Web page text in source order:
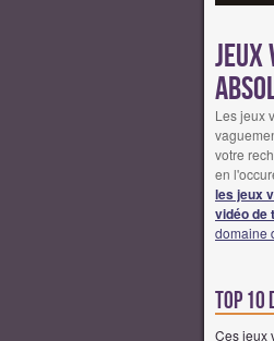
Les jeux
votre
en
les jeux
vidéo de
domaine
Top
Ces jeux